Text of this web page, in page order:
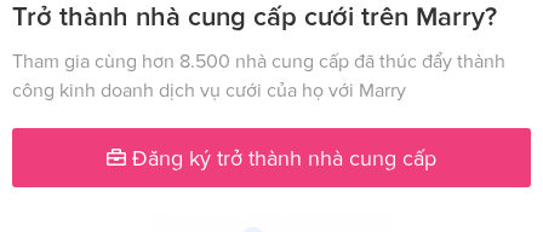
Trở thành nhà cung cấp cưới trên Marry?
Tham gia cùng hơn 8.500 nhà cung cấp đã thúc đẩy thành
công kinh doanh dịch vụ cưới của họ với Marry
Đăng ký trở thành nhà cung cấp